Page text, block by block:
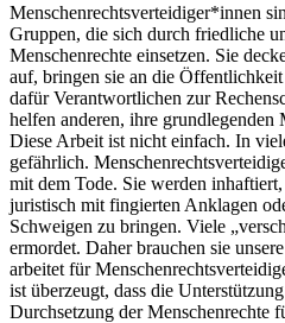
Menschenrechtsverteidiger*innen
Gruppen, die sich durch friedliche
Menschenrechte einsetzen. Sie
auf, bringen sie an die
dafür Verantwortlichen zur
helfen anderen, ihre grundlegenden
Diese Arbeit ist nicht einfach. In
gefährlich.
mit dem Tode. Sie werden
juristisch mit fingierten Anklagen
Schweigen zu bringen. Viele
ermordet. Daher brauchen sie
arbeitet für
ist überzeugt, dass die
Durchsetzung der Menschenrechte